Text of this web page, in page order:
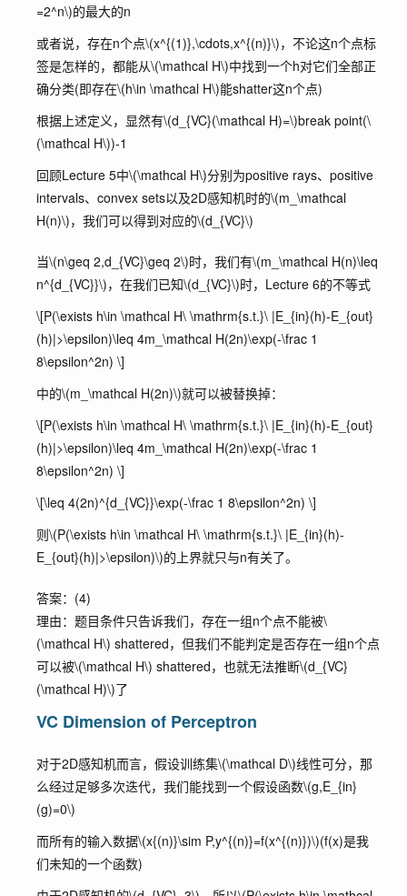
=2^n\)的最大的n
或者说，存在n个点\(x^{(1)},\cdots,x^{(n)}\)，不论这n个点标
签是怎样的，都能从\(\mathcal H\)中找到一个h对它们全部正
确分类(即存在\(h\in \mathcal H\)能shatter这n个点)
根据上述定义，显然有\(d_{VC}(\mathcal H)=\)break point(\
(\mathcal H\))-1
回顾Lecture 5中\(\mathcal H\)分别为positive rays、positive
intervals、convex sets以及2D感知机时的\(m_\mathcal
H(n)\)，我们可以得到对应的\(d_{VC}\)
当\(n\geq 2,d_{VC}\geq 2\)时，我们有\(m_\mathcal H(n)\leq
n^{d_{VC}}\)，在我们已知\(d_{VC}\)时，Lecture 6的不等式
\[P(\exists h\in \mathcal H\ \mathrm{s.t.}\ |E_{in}(h)-E_{out}
(h)|>\epsilon)\leq 4m_\mathcal H(2n)\exp(-\frac 1
8\epsilon^2n) \]
中的\(m_\mathcal H(2n)\)就可以被替换掉：
\[P(\exists h\in \mathcal H\ \mathrm{s.t.}\ |E_{in}(h)-E_{out}
(h)|>\epsilon)\leq 4m_\mathcal H(2n)\exp(-\frac 1
8\epsilon^2n) \]
\[\leq 4(2n)^{d_{VC}}\exp(-\frac 1 8\epsilon^2n) \]
则\(P(\exists h\in \mathcal H\ \mathrm{s.t.}\ |E_{in}(h)-
E_{out}(h)|>\epsilon)\)的上界就只与n有关了。
答案：(4)
理由：题目条件只告诉我们，存在一组n个点不能被\
(\mathcal H\) shattered，但我们不能判定是否存在一组n个点
可以被\(\mathcal H\) shattered，也就无法推断\(d_{VC}
(\mathcal H)\)了
VC Dimension of Perceptron
对于2D感知机而言，假设训练集\(\mathcal D\)线性可分，那
么经过足够多次迭代，我们能找到一个假设函数\(g,E_{in}
(g)=0\)
而所有的输入数据\(x{(n)}\sim P,y^{(n)}=f(x^{(n)})\)(f(x)是我
们未知的一个函数)